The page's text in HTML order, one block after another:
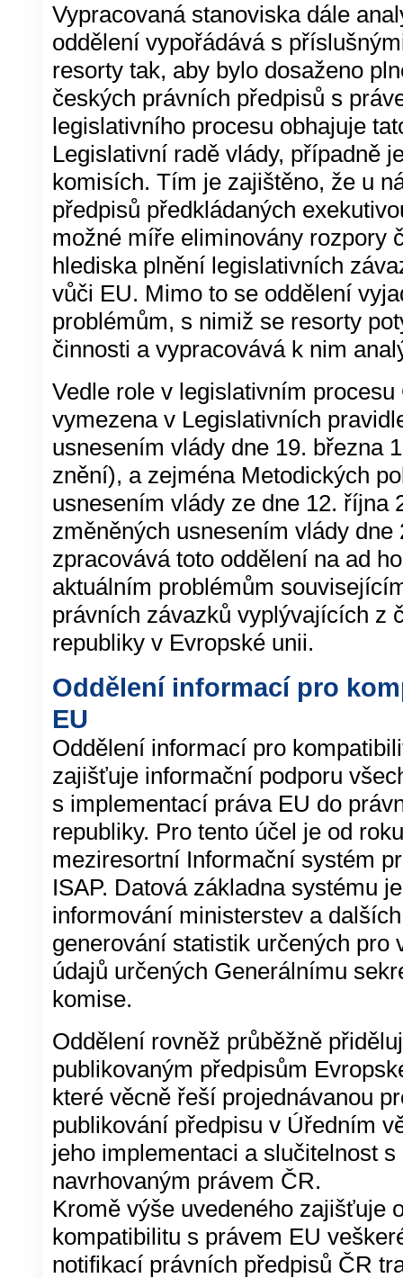
Vypracovaná stanoviska dále
oddělení vypořádává s
resorty tak, aby bylo dosaženo
českých právních předpisů s
legislativního procesu obhajuje
Legislativní radě vlády, případně
komisích. Tím je zajištěno, že u
předpisů předkládaných
možné míře eliminovány rozpory
hlediska plnění legislativních
vůči EU. Mimo to se oddělení
problémům, s nimiž se resorty
činnosti a vypracovává k nim
Vedle role v legislativním
vymezena v Legislativních
usnesením vlády dne 19. března
znění), a zejména Metodických
usnesením vlády ze dne 12. října
změněných usnesením vlády
zpracovává toto oddělení na ad
aktuálním problémům
právních závazků vyplývajících z
republiky v Evropské unii.
Oddělení informací pro
EU
Oddělení informací pro
zajišťuje informační podporu
s implementací práva EU do
republiky. Pro tento účel je od
meziresortní Informační systém
ISAP. Datová základna systému
informování ministerstev a
generování statistik určených pro
údajů určených Generálnímu
komise.
Oddělení rovněž průběžně
publikovaným předpisům
které věcně řeší projednávanou
publikování předpisu v Úředním
jeho implementaci a slučitelnost s
navrhovaným právem ČR.
Kromě výše uvedeného zajišťuje
kompatibilitu s právem EU
notifikací právních předpisů ČR